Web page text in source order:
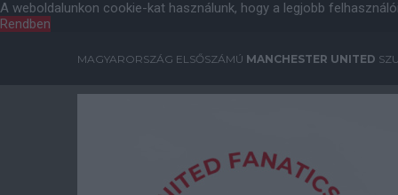
A weboldalunkon cookie-kat használunk, hogy a legjobb
Rendben
MAGYARORSZÁG ELSŐSZÁMÚ MANCHESTER UNITED